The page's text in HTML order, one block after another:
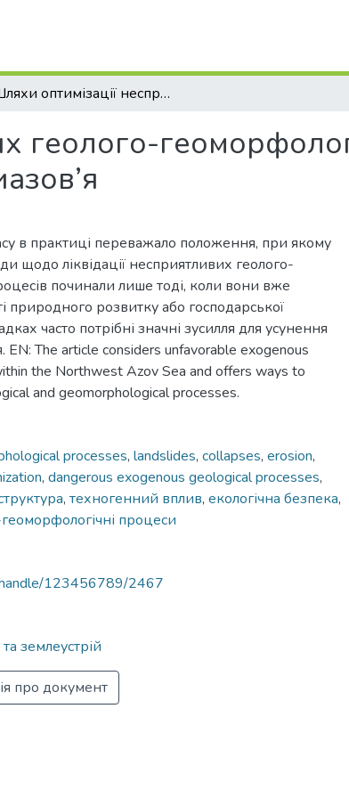
Шляхи оптимізації несприятливих геолого-геоморфологічних процесів Північно-Західного Приазов’я
геолого-
в практиці переважало положення, при якому
щодо ліквідації несприятливих геолого-
починали лише тоді, коли вони вже
природного розвитку або господарської
часто потрібні значні зусилля для усунення
EN: The article considers unfavorable exogenous
the Northwest Azov Sea and offers ways to
and geomorphological processes.
processes, landslides, collapses, erosion,
, dangerous exogenous geological processes,
, техногенний вплив, екологічна безпека,
процеси
123456789/2467
землеустрій
про документ